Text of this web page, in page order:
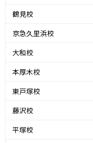
鶴見校
京急久里浜校
大和校
本厚木校
東戸塚校
藤沢校
平塚校